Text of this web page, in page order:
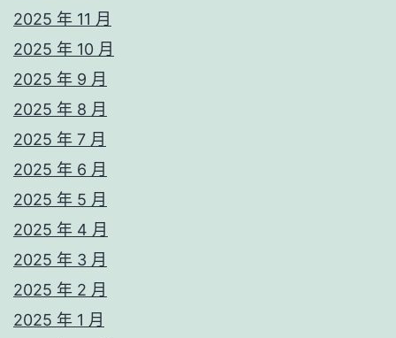
2025 年 11 月
2025 年 10 月
2025 年 9 月
2025 年 8 月
2025 年 7 月
2025 年 6 月
2025 年 5 月
2025 年 4 月
2025 年 3 月
2025 年 2 月
2025 年 1 月